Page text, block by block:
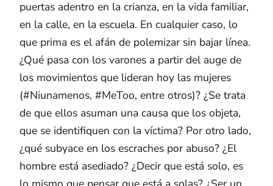
puertas adentro en la crianza, en la vida familiar,
en la calle, en la escuela. En cualquier caso, lo
que prima es el afán de polemizar sin bajar línea.
¿Qué pasa con los varones a partir del auge de
los movimientos que lideran hoy las mujeres
(#Niunamenos, #MeToo, entre otros)? ¿Se trata
de que ellos asuman una causa que los objeta,
que se identifiquen con la víctima? Por otro lado,
¿qué subyace en los escraches por abuso? ¿El
hombre está asediado? ¿Decir que está solo, es